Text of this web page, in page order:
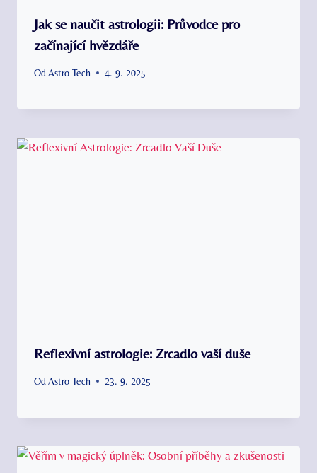
Jak se naučit astrologii: Průvodce pro
začínající hvězdáře
Od Astro Tech 4. 9. 2025
Reflexivní astrologie: Zrcadlo vaší duše
Od Astro Tech 23. 9. 2025